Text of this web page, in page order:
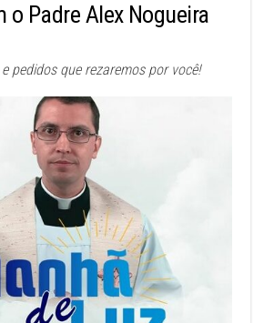
o Padre Alex Nogueira
pedidos que rezaremos por você!